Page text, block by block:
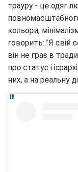
трауру - це одяг
кольори,
говорить: "Я свій
він не грає в
про статус і
них, а на реальну